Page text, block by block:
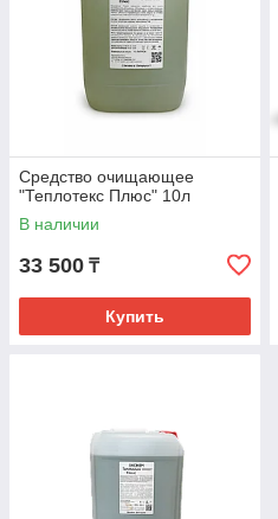
Средство очищающее
"Теплотекс Плюс" 10л
В наличии
33 500 ₸
Купить